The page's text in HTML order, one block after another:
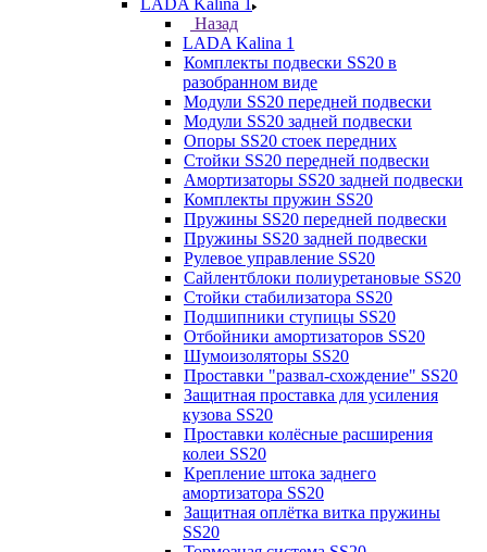
LADA Kalina 1
Назад
LADA Kalina 1
Комплекты подвески SS20 в
разобранном виде
Модули SS20 передней подвески
Модули SS20 задней подвески
Опоры SS20 стоек передних
Стойки SS20 передней подвески
Амортизаторы SS20 задней подвески
Комплекты пружин SS20
Пружины SS20 передней подвески
Пружины SS20 задней подвески
Рулевое управление SS20
Сайлентблоки полиуретановые SS20
Стойки стабилизатора SS20
Подшипники ступицы SS20
Отбойники амортизаторов SS20
Шумоизоляторы SS20
Проставки "развал-схождение" SS20
Защитная проставка для усиления
кузова SS20
Проставки колёсные расширения
колеи SS20
Крепление штока заднего
амортизатора SS20
Защитная оплётка витка пружины
SS20